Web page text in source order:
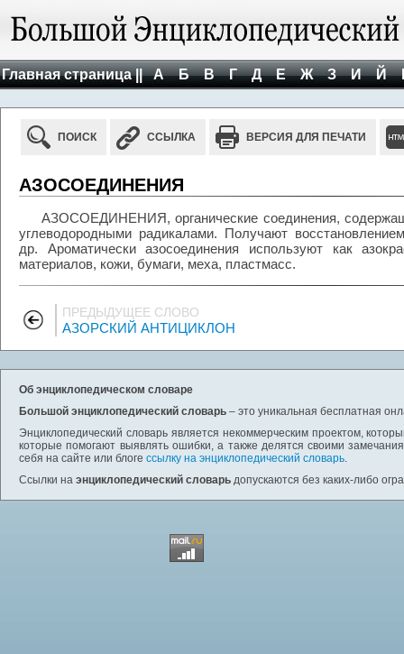
Главная страница || А Б В Г Д Е Ж З И Й
ПОИСК ССЫЛКА ВЕРСИЯ ДЛЯ ПЕЧАТИ
АЗОСОЕДИНЕНИЯ
АЗОСОЕДИНЕНИЯ, органические соединения,
углеводородными радикалами. Получают
др. Ароматически азосоединения используют как
материалов, кожи, бумаги, меха, пластмасс.
ПРЕДЫДУЩЕЕ СЛОВО
АЗОРСКИЙ АНТИЦИКЛОН
Об энциклопедическом словаре
Большой энциклопедический словарь – это уникальная бесплатная
Энциклопедический словарь является некоммерческим проектом,
которые помогают выявлять ошибки, а также делятся своими
себя на сайте или блоге ссылку на энциклопедический словарь.
Ссылки на энциклопедический словарь допускаются без каких-либо